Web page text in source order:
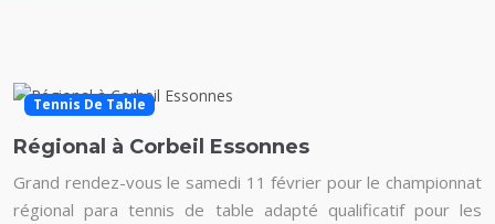
Tennis De Table
Régional à Corbeil Essonnes
Grand rendez-vous le samedi 11 février pour le championnat
régional para tennis de table adapté qualificatif pour les